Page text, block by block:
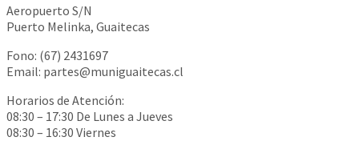
Aeropuerto S/N
Puerto Melinka, Guaitecas
Fono: (67) 2431697
Email: partes@muniguaitecas.cl
Horarios de Atención:
08:30 – 17:30 De Lunes a Jueves
08:30 – 16:30 Viernes